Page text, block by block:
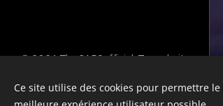
© 2024 TheCAPSofficial. Tous droits
Webnode
Ce site utilise des cookies pour permettre